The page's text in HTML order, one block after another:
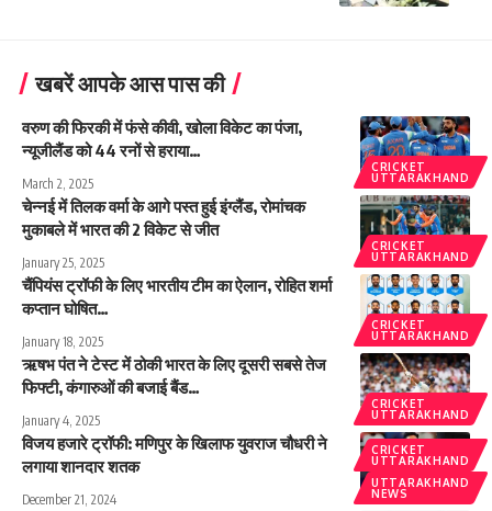
खबरें आपके आस पास की
CRICKET
UTTARAKHAND
वरुण की फिरकी में फंसे कीवी, खोला विकेट का पंजा,
न्यूजीलैंड को 44 रनों से हराया…
March 2, 2025
CRICKET
UTTARAKHAND
चेन्नई में तिलक वर्मा के आगे पस्त हुई इंग्लैंड, रोमांचक
मुकाबले में भारत की 2 विकेट से जीत
January 25, 2025
CRICKET
UTTARAKHAND
चैंपियंस ट्रॉफी के लिए भारतीय टीम का ऐलान, रोहित शर्मा
कप्तान घोषित…
January 18, 2025
CRICKET
UTTARAKHAND
ऋषभ पंत ने टेस्ट में ठोकी भारत के लिए दूसरी सबसे तेज
फिफ्टी, कंगारुओं की बजाई बैंड…
January 4, 2025
CRICKET
UTTARAKHAND
UTTARAKHAND
NEWS
विजय हजारे ट्रॉफी: मणिपुर के खिलाफ युवराज चौधरी ने
लगाया शानदार शतक
December 21, 2024